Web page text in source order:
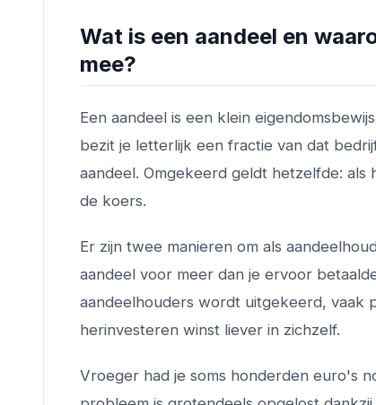
Wat is een aandeel en
mee?
Een aandeel is een klein
bezit je letterlijk een fractie van dat
aandeel. Omgekeerd geldt hetzelfde:
de koers.
Er zijn twee manieren om als
aandeel voor meer dan je ervoor
aandeelhouders wordt uitgekeerd, vaak
herinvesteren winst liever in zichzelf.
Vroeger had je soms honderden euro's